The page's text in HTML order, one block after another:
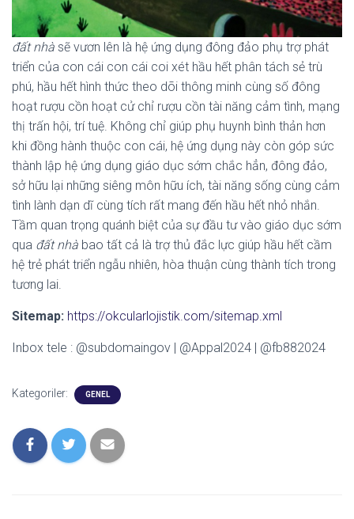
đất nhà sẽ vươn lên là hệ ứng dụng đông đảo phụ trợ phát
triển của con cái con cái coi xét hầu hết phân tách sẻ trù
phú, hầu hết hình thức theo dõi thông minh cùng số đông
hoạt rượu cồn hoạt cử chỉ rượu cồn tài năng cảm tình, mạng
thị trấn hội, trí tuệ. Không chỉ giúp phụ huynh bình thản hơn
khi đồng hành thuộc con cái, hệ ứng dụng này còn góp sức
thành lập hệ ứng dụng giáo dục sớm chắc hẳn, đông đảo,
sở hữu lại những siêng môn hữu ích, tài năng sống cùng cảm
tình lành dạn dĩ cùng tích rất mang đến hầu hết nhỏ nhắn.
Tầm quan trọng quánh biệt của sự đầu tư vào giáo dục sớm
qua đất nhà bao tất cả là trợ thủ đắc lực giúp hầu hết cầm
hệ trẻ phát triển ngẫu nhiên, hòa thuận cùng thành tích trong
tương lai.
Sitemap: https://okcularlojistik.com/sitemap.xml
Inbox tele : @subdomaingov | @Appal2024 | @fb882024
Kategoriler: GENEL